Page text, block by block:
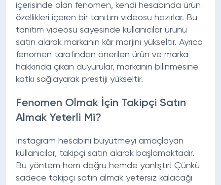
içerisinde olan fenomen, kendi hesabında ürün
özellikleri içeren bir tanıtım videosu hazırlar. Bu
tanıtım videosu sayesinde kullanıcılar ürünü
satın alarak markanın kâr marjını yükseltir. Ayrıca
fenomen tarafından önerilen ürün ve marka
hakkında çıkan duyurular, markanın bilinmesine
katkı sağlayarak prestiji yükseltir.
Fenomen Olmak İçin Takipçi Satın
Almak Yeterli Mi?
Instagram hesabını büyütmeyi amaçlayan
kullanıcılar, takipçi satın alarak başlamaktadır.
Bu yöntem hem doğru hemde yanlıştır! Çünkü
sadece takipçi satın almak yetersiz kalacağı